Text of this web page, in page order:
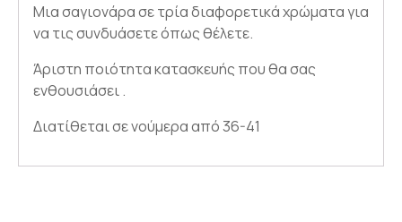
Μια σαγιονάρα σε τρία διαφορετικά χρώματα για
να τις συνδυάσετε όπως θέλετε.
Άριστη ποιότητα κατασκευής που θα σας
ενθουσιάσει .
Διατίθεται σε νούμερα από 36-41